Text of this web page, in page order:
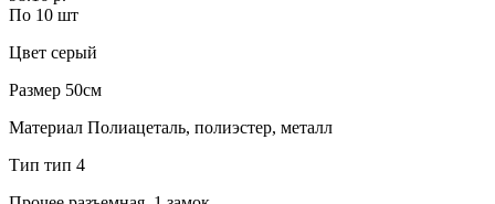
По 10 шт
Цвет серый
Размер 50см
Материал Полиацеталь, полиэстер, металл
Тип тип 4